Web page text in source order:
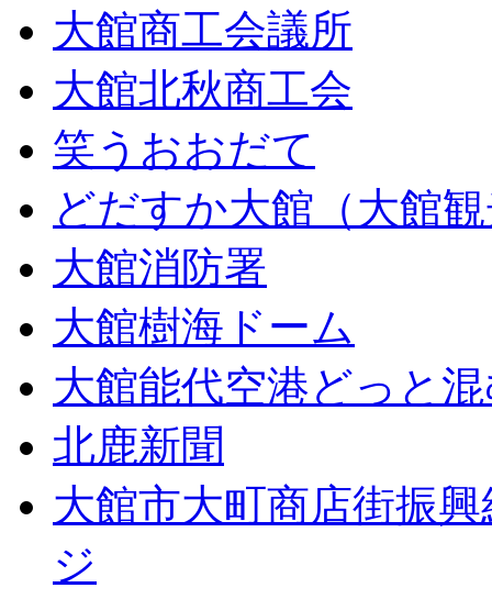
大館商工会議所
大館北秋商工会
笑うおおだて
どだすか大館（大館
大館消防署
大館樹海ドーム
大館能代空港どっと
北鹿新聞
大館市大町商店街振
ジ